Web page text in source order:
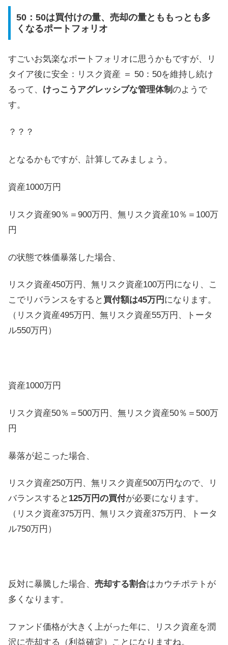
50：50は買付けの量、売却の量とももっとも多
くなるポートフォリオ
すごいお気楽なポートフォリオに思うかもですが、リ
タイア後に安全：リスク資産 ＝ 50：50を維持し続け
るって、 けっこうアグレッシブな管理体制 のようで
す。
？？？
となるかもですが、計算してみましょう。
資産1000万円
リスク資産90％＝900万円、無リスク資産10％＝100万
円
の状態で株価暴落した場合、
リスク資産450万円、無リスク資産100万円になり、こ
こでリバランスをすると 買付額は45万円 になります。
（リスク資産495万円、無リスク資産55万円、トータ
ル550万円）
資産1000万円
リスク資産50％＝500万円、無リスク資産50％＝500万
円
暴落が起こった場合、
リスク資産250万円、無リスク資産500万円なので、リ
バランスすると 125万円の買付が必要になります。
（リスク資産375万円、無リスク資産375万円、トータ
ル750万円）
反対に暴騰した場合、 売却する割合はカウチポテトが
多くなります。
ファンド価格が大きく上がった年に、リスク資産を潤
沢に売却する（利益確定）ことになりますね。